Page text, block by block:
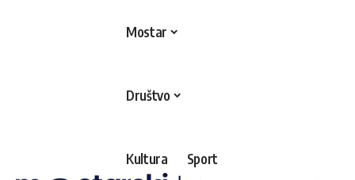
Mostar
Društvo
Kultura Sport